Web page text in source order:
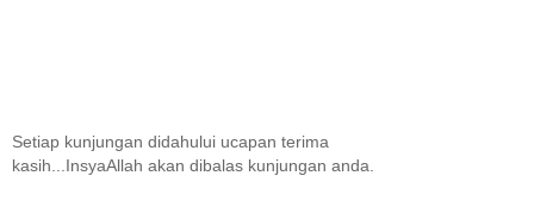
Setiap kunjungan didahului ucapan terima
kasih...InsyaAllah akan dibalas kunjungan anda.